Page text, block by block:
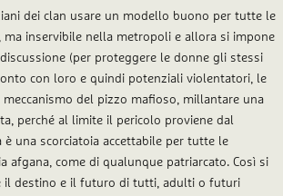
dei clan usare un modello buono per tutte le
ma inservibile nella metropoli e allora si impone
(per proteggere le donne gli stessi
con loro e quindi potenziali violentatori, le
del pizzo mafioso, millantare una
perché al limite il pericolo proviene dal
una scorciatoia accettabile per tutte le
afgana, come di qualunque patriarcato. Così si
il destino e il futuro di tutti, adulti o futuri